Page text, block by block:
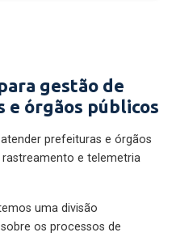
gestão de
órgãos públicos
prefeituras e órgãos
e telemetria
uma divisão
os processos de